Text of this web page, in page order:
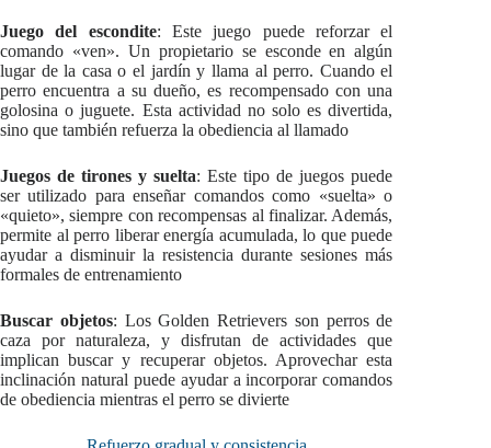
Juego del escondite: Este juego puede reforzar el
comando «ven». Un propietario se esconde en algún
lugar de la casa o el jardín y llama al perro. Cuando el
perro encuentra a su dueño, es recompensado con una
golosina o juguete. Esta actividad no solo es divertida,
sino que también refuerza la obediencia al llamado
Juegos de tirones y suelta: Este tipo de juegos puede
ser utilizado para enseñar comandos como «suelta» o
«quieto», siempre con recompensas al finalizar. Además,
permite al perro liberar energía acumulada, lo que puede
ayudar a disminuir la resistencia durante sesiones más
formales de entrenamiento
Buscar objetos: Los Golden Retrievers son perros de
caza por naturaleza, y disfrutan de actividades que
implican buscar y recuperar objetos. Aprovechar esta
inclinación natural puede ayudar a incorporar comandos
de obediencia mientras el perro se divierte